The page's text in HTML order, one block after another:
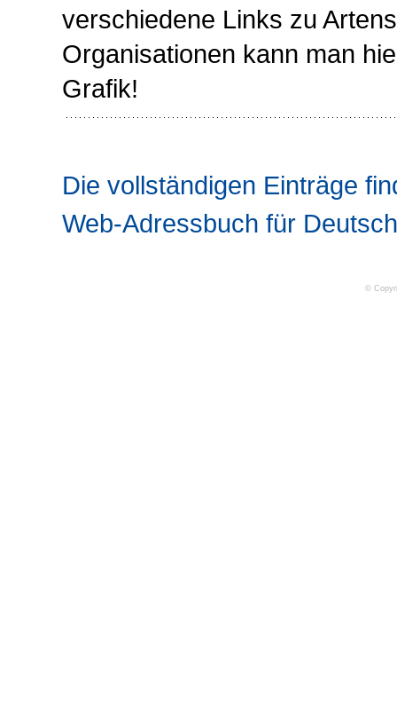
verschiedene Links zu
Organisationen kann man
Grafik!
Die vollständigen Einträge
Web-Adressbuch für
©